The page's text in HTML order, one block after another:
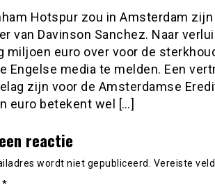
Hotspur zou in Amsterdam
van Davinson Sanchez. Naar
miljoen euro over voor de
Engelse media te melden. Een
zijn voor de Amsterdamse
euro betekent wel […]
reactie
wordt niet gepubliceerd.
Vereiste
*